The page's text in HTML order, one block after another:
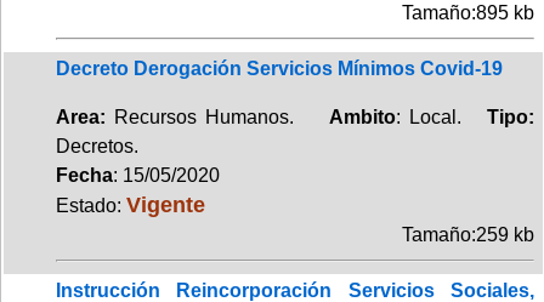
Tamaño:895 kb
Decreto Derogación Servicios Mínimos Covid-19
Area: Recursos Humanos. Ambito: Local.Tipo:
Decretos.
Fecha: 15/05/2020
Estado: Vigente
Tamaño:259 kb
Instrucción Reincorporación Servicios Sociales,